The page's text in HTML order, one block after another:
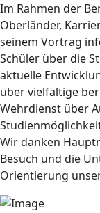
Im Rahmen der
Oberländer,
seinem Vortrag
Schüler über die
aktuelle
über vielfältige
Wehrdienst über
Wir danken
Besuch und die
Orientierung